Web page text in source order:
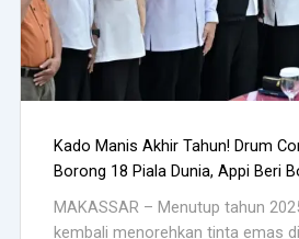
Kado Manis Akhir Tahun! Drum
Borong 18 Piala Dunia, Appi Beri
MAKASSAR – Menutup tahun
kembali menorehkan tinta emas